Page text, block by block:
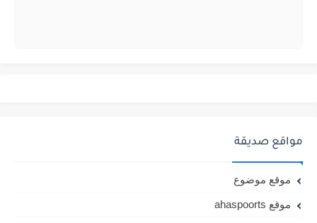
مواقع صديقة
موقع موضوع
موقع ahaspoorts